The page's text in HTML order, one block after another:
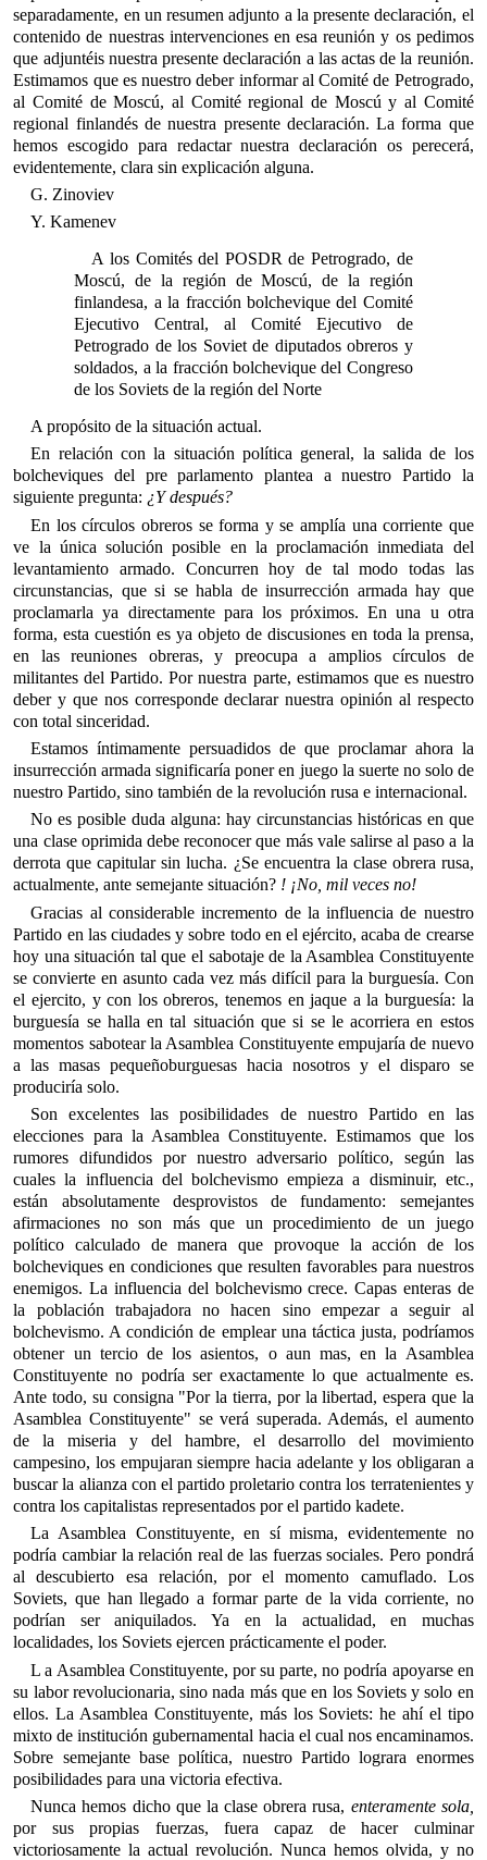
separadamente, en un resumen adjunto a la presente declaración, el
contenido de nuestras intervenciones en esa reunión y os pedimos
que adjuntéis nuestra presente declaración a las actas de la reunión.
Estimamos que es nuestro deber informar al Comité de Petrogrado,
al Comité de Moscú, al Comité regional de Moscú y al Comité
regional finlandés de nuestra presente declaración. La forma que
hemos escogido para redactar nuestra declaración os perecerá,
evidentemente, clara sin explicación alguna.
G. Zinoviev
Y. Kamenev
A los Comités del POSDR de Petrogrado, de
Moscú, de la región de Moscú, de la región
finlandesa, a la fracción bolchevique del Comité
Ejecutivo Central, al Comité Ejecutivo de
Petrogrado de los Soviet de diputados obreros y
soldados, a la fracción bolchevique del Congreso
de los Soviets de la región del Norte
A propósito de la situación actual.
En relación con la situación política general, la salida de los
bolcheviques del pre parlamento plantea a nuestro Partido la
siguiente pregunta: ¿Y después?
En los círculos obreros se forma y se amplía una corriente que
ve la única solución posible en la proclamación inmediata del
levantamiento armado. Concurren hoy de tal modo todas las
circunstancias, que si se habla de insurrección armada hay que
proclamarla ya directamente para los próximos. En una u otra
forma, esta cuestión es ya objeto de discusiones en toda la prensa,
en las reuniones obreras, y preocupa a amplios círculos de
militantes del Partido. Por nuestra parte, estimamos que es nuestro
deber y que nos corresponde declarar nuestra opinión al respecto
con total sinceridad.
Estamos íntimamente persuadidos de que proclamar ahora la
insurrección armada significaría poner en juego la suerte no solo de
nuestro Partido, sino también de la revolución rusa e internacional.
No es posible duda alguna: hay circunstancias históricas en que
una clase oprimida debe reconocer que más vale salirse al paso a la
derrota que capitular sin lucha. ¿Se encuentra la clase obrera rusa,
actualmente, ante semejante situación? ! ¡No, mil veces no!
Gracias al considerable incremento de la influencia de nuestro
Partido en las ciudades y sobre todo en el ejército, acaba de crearse
hoy una situación tal que el sabotaje de la Asamblea Constituyente
se convierte en asunto cada vez más difícil para la burguesía. Con
el ejercito, y con los obreros, tenemos en jaque a la burguesía: la
burguesía se halla en tal situación que si se le acorriera en estos
momentos sabotear la Asamblea Constituyente empujaría de nuevo
a las masas pequeñoburguesas hacia nosotros y el disparo se
produciría solo.
Son excelentes las posibilidades de nuestro Partido en las
elecciones para la Asamblea Constituyente. Estimamos que los
rumores difundidos por nuestro adversario político, según las
cuales la influencia del bolchevismo empieza a disminuir, etc.,
están absolutamente desprovistos de fundamento: semejantes
afirmaciones no son más que un procedimiento de un juego
político calculado de manera que provoque la acción de los
bolcheviques en condiciones que resulten favorables para nuestros
enemigos. La influencia del bolchevismo crece. Capas enteras de
la población trabajadora no hacen sino empezar a seguir al
bolchevismo. A condición de emplear una táctica justa, podríamos
obtener un tercio de los asientos, o aun mas, en la Asamblea
Constituyente no podría ser exactamente lo que actualmente es.
Ante todo, su consigna "Por la tierra, por la libertad, espera que la
Asamblea Constituyente" se verá superada. Además, el aumento
de la miseria y del hambre, el desarrollo del movimiento
campesino, los empujaran siempre hacia adelante y los obligaran a
buscar la alianza con el partido proletario contra los terratenientes y
contra los capitalistas representados por el partido kadete.
La Asamblea Constituyente, en sí misma, evidentemente no
podría cambiar la relación real de las fuerzas sociales. Pero pondrá
al descubierto esa relación, por el momento camuflado. Los
Soviets, que han llegado a formar parte de la vida corriente, no
podrían ser aniquilados. Ya en la actualidad, en muchas
localidades, los Soviets ejercen prácticamente el poder.
L a Asamblea Constituyente, por su parte, no podría apoyarse en
su labor revolucionaria, sino nada más que en los Soviets y solo en
ellos. La Asamblea Constituyente, más los Soviets: he ahí el tipo
mixto de institución gubernamental hacia el cual nos encaminamos.
Sobre semejante base política, nuestro Partido lograra enormes
posibilidades para una victoria efectiva.
Nunca hemos dicho que la clase obrera rusa, enteramente sola,
por sus propias fuerzas, fuera capaz de hacer culminar
victoriosamente la actual revolución. Nunca hemos olvida, y no